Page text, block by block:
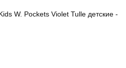
W. Pockets Violet Tulle детские -